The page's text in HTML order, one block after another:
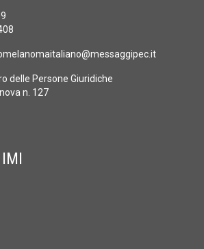
delle Persone Giuridiche
n. 127